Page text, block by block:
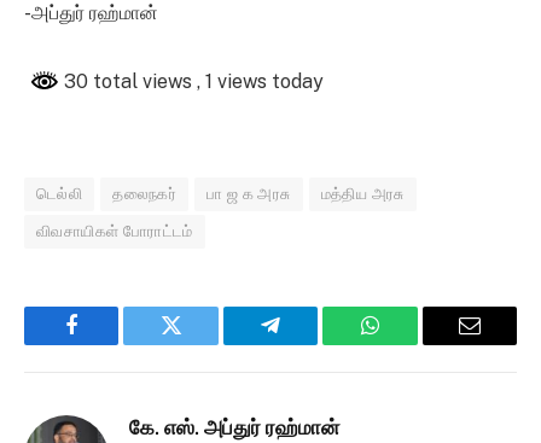
-அப்துர் ரஹ்மான்
30 total views , 1 views today
டெல்லி தலைநகர் பா ஜ க அரசு மத்திய அரசு
விவசாயிகள் போராட்டம்
Facebook Twitter Telegram WhatsApp Email
கே. எஸ். அப்துர் ரஹ்மான்